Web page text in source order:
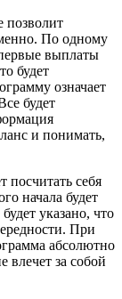
позволит
По одному
выплаты
будет
означает
будет
и понимать,
себя
начала будет
указано, что
При
абсолютно
влечет за собой